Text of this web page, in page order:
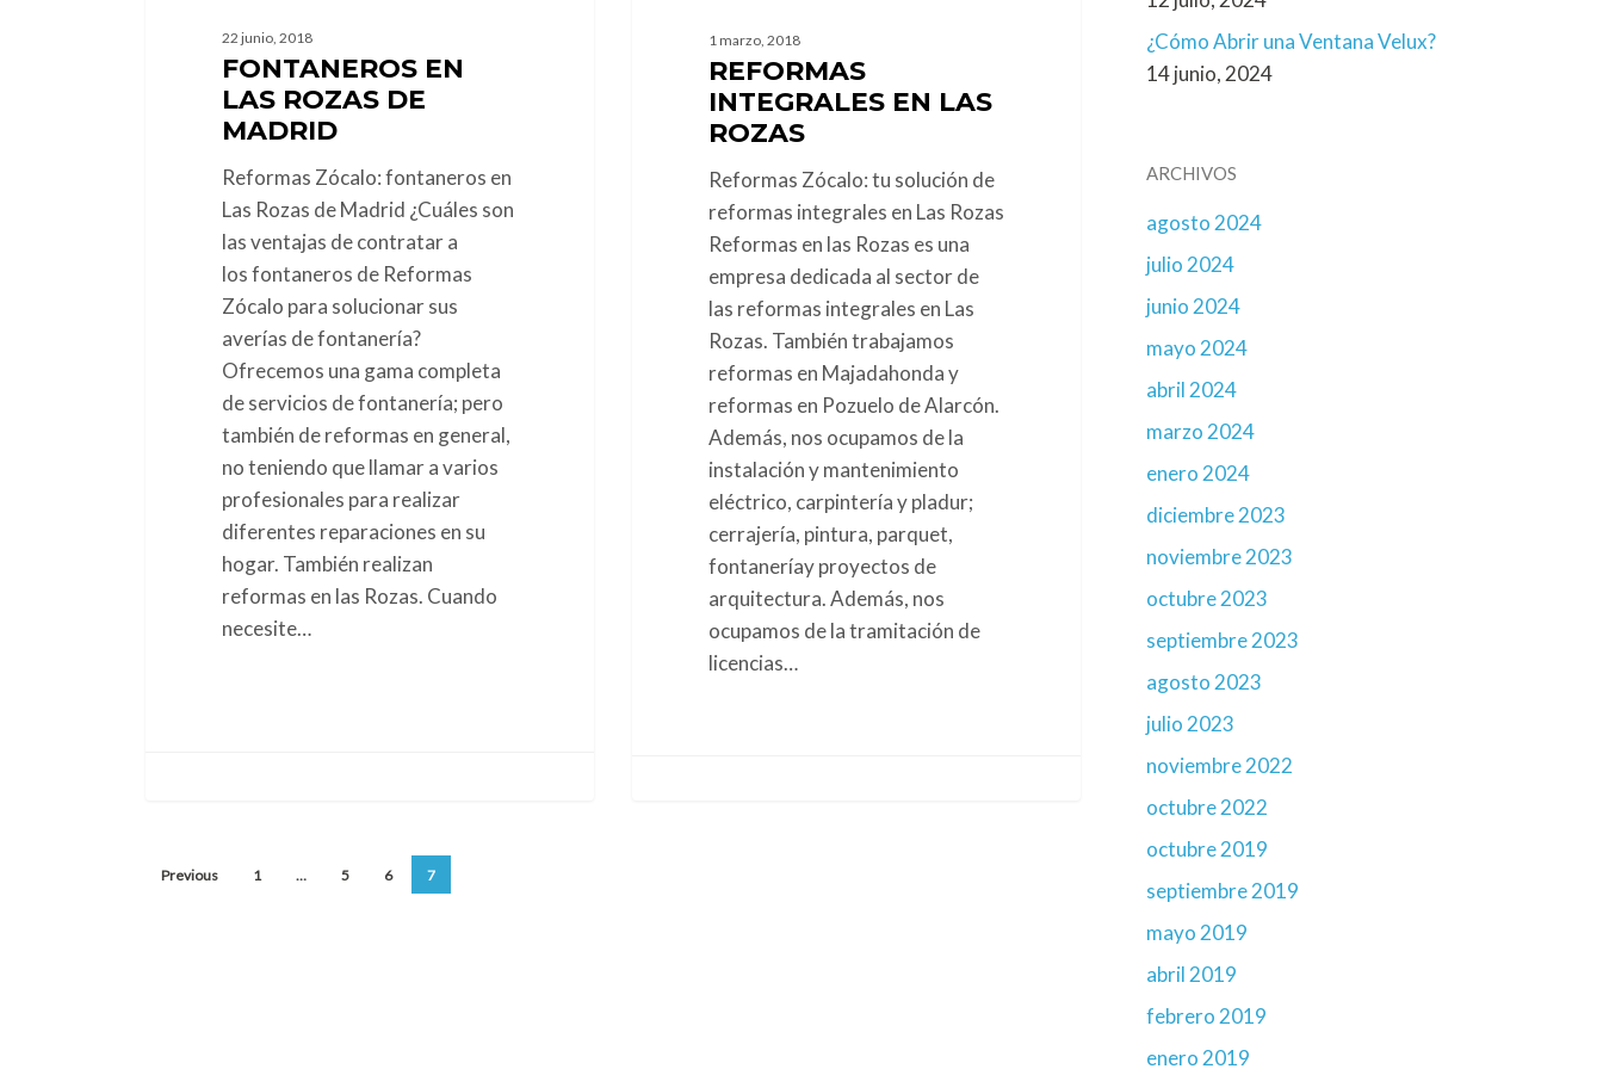
22 junio, 2018
FONTANEROS EN
LAS ROZAS DE
MADRID
Reformas Zócalo: fontaneros en
Las Rozas de Madrid ¿Cuáles son
las ventajas de contratar a
los fontaneros de Reformas
Zócalo para solucionar sus
averías de fontanería?
Ofrecemos una gama completa
de servicios de fontanería; pero
también de reformas en general,
no teniendo que llamar a varios
profesionales para realizar
diferentes reparaciones en su
hogar. También realizan
reformas en las Rozas. Cuando
necesite…
1 marzo, 2018
REFORMAS
INTEGRALES EN LAS
ROZAS
Reformas Zócalo: tu solución de
reformas integrales en Las Rozas
Reformas en las Rozas es una
empresa dedicada al sector de
las reformas integrales en Las
Rozas. También trabajamos
reformas en Majadahonda y
reformas en Pozuelo de Alarcón.
Además, nos ocupamos de la
instalación y mantenimiento
eléctrico, carpintería y pladur;
cerrajería, pintura, parquet,
fontaneríay proyectos de
arquitectura. Además, nos
ocupamos de la tramitación de
licencias…
Previous 1 … 5 6 7
¿Cómo Abrir una Ventana Velux?
14 junio, 2024
ARCHIVOS
agosto 2024
julio 2024
junio 2024
mayo 2024
abril 2024
marzo 2024
enero 2024
diciembre 2023
noviembre 2023
octubre 2023
septiembre 2023
agosto 2023
julio 2023
noviembre 2022
octubre 2022
octubre 2019
septiembre 2019
mayo 2019
abril 2019
febrero 2019
enero 2019